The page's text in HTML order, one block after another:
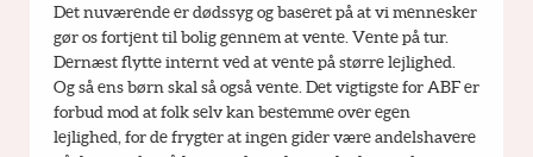
Det nuværende er dødssyg og baseret på at vi mennesker
gør os fortjent til bolig gennem at vente. Vente på tur.
Dernæst flytte internt ved at vente på større lejlighed.
Og så ens børn skal så også vente. Det vigtigste for ABF er
forbud mod at folk selv kan bestemme over egen
lejlighed, for de frygter at ingen gider være andelshavere